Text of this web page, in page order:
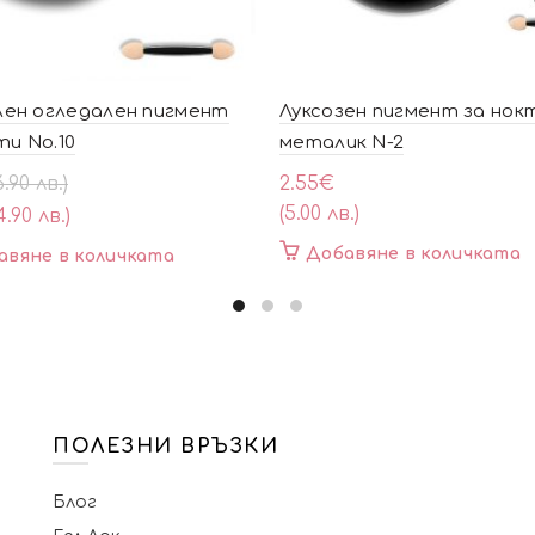
огледален пигмент
No.10
лв.)
лв.)
в количката
Луксозен пигмент за
металик N-2
2.55€
(5.00 лв.)
Добавяне в количката
ПОЛЕЗНИ ВРЪЗКИ
Блог